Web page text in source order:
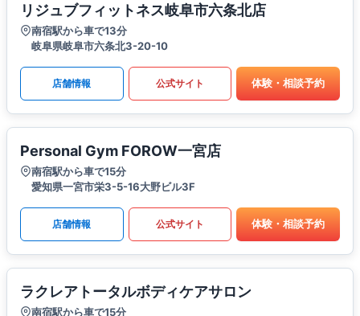
リジュブフィットネス岐阜市六条北店
南宿駅から車で13分
岐阜県岐阜市六条北3-20-10
店舗情報 公式サイト 体験・相談予約
Personal Gym FOROW一宮店
南宿駅から車で15分
愛知県一宮市栄3-5-16大野ビル3F
店舗情報 公式サイト 体験・相談予約
ラクレアトータルボディケアサロン
南宿駅から車で15分